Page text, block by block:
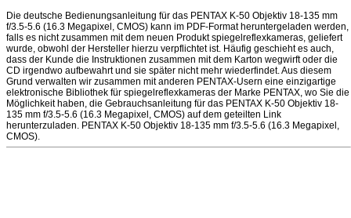
Die deutsche Bedienungsanleitung für das PENTAX K-50 Objektiv 18-135 mm
f/3.5-5.6 (16.3 Megapixel, CMOS) kann im PDF-Format heruntergeladen werden,
falls es nicht zusammen mit dem neuen Produkt spiegelreflexkameras, geliefert
wurde, obwohl der Hersteller hierzu verpflichtet ist. Häufig geschieht es auch,
dass der Kunde die Instruktionen zusammen mit dem Karton wegwirft oder die
CD irgendwo aufbewahrt und sie später nicht mehr wiederfindet. Aus diesem
Grund verwalten wir zusammen mit anderen PENTAX-Usern eine einzigartige
elektronische Bibliothek für spiegelreflexkameras der Marke PENTAX, wo Sie die
Möglichkeit haben, die Gebrauchsanleitung für das PENTAX K-50 Objektiv 18-
135 mm f/3.5-5.6 (16.3 Megapixel, CMOS) auf dem geteilten Link
herunterzuladen. PENTAX K-50 Objektiv 18-135 mm f/3.5-5.6 (16.3 Megapixel,
CMOS).